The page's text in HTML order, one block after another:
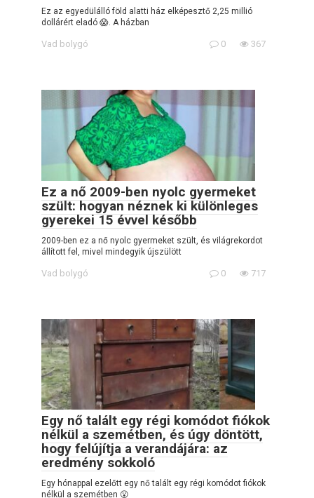
Ez az egyedülálló föld alatti ház elképesztő 2,25 millió
dollárért eladó 😱. A házban
Vad bolygó 0 367
Ez a nő 2009-ben nyolc gyermeket
szült: hogyan néznek ki különleges
gyerekei 15 évvel később
2009-ben ez a nő nyolc gyermeket szült, és világrekordot
állított fel, mivel mindegyik újszülött
Vad bolygó 0 717
Egy nő talált egy régi komódot fiókok
nélkül a szemétben, és úgy döntött,
hogy felújítja a verandájára: az
eredmény sokkoló
Egy hónappal ezelőtt egy nő talált egy régi komódot fiókok
nélkül a szemétben 😮